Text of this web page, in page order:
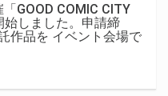
GOOD COMIC CITY
始しました。申請締
作品を イベント会場で